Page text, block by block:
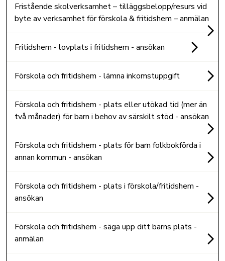
Fristående skolverksamhet – tilläggsbelopp/resurs vid
byte av verksamhet för förskola & fritidshem – anmälan
Fritidshem - lovplats i fritidshem - ansökan
Förskola och fritidshem - lämna inkomstuppgift
Förskola och fritidshem - plats eller utökad tid (mer än
två månader) för barn i behov av särskilt stöd - ansökan
Förskola och fritidshem - plats för barn folkbokförda i
annan kommun - ansökan
Förskola och fritidshem - plats i förskola/fritidshem -
ansökan
Förskola och fritidshem - säga upp ditt barns plats -
anmälan